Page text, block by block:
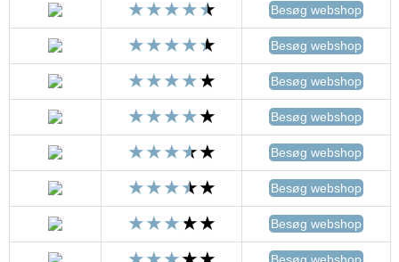
Besøg webshop
Besøg webshop
Besøg webshop
Besøg webshop
Besøg webshop
Besøg webshop
Besøg webshop